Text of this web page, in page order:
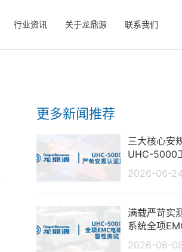
行业资讯 关于龙鼎源 联系我们
更多新闻推荐
三大核心安
UHC-5000
2026-06-24
满载严苛实
系统全项
试报告
2026-06-